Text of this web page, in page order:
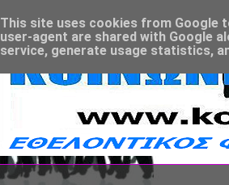
This site uses cookies from Google
user-agent are shared with Google
service, generate usage statistics,